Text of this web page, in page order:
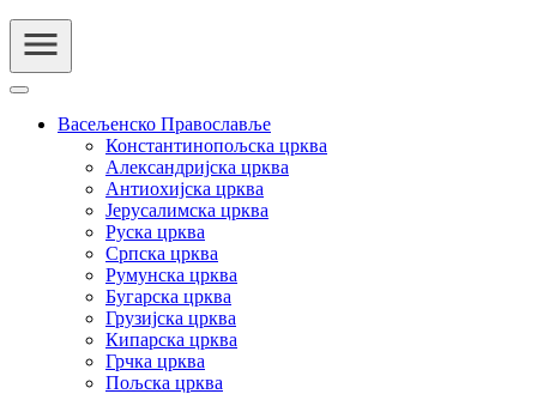
Васељенско Православље
Константинопољска црква
Александријска црква
Антиохијска црква
Јерусалимска црква
Руска црква
Српска црква
Румунска црква
Бугарска црква
Грузијска црква
Кипарска црква
Грчка црква
Пољска црква